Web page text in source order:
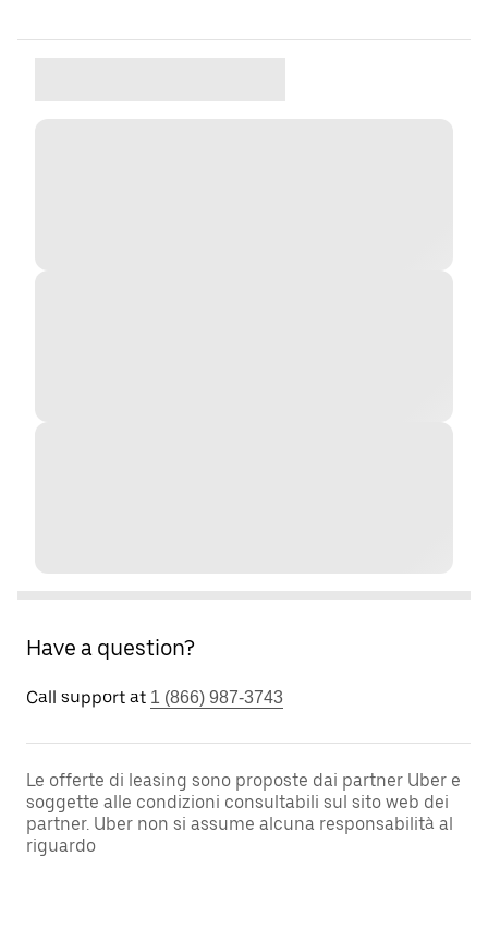
Have a question?
Call support at 1 (866) 987-3743
Le offerte di leasing sono proposte dai partner Uber e
soggette alle condizioni consultabili sul sito web dei
partner. Uber non si assume alcuna responsabilità al
riguardo